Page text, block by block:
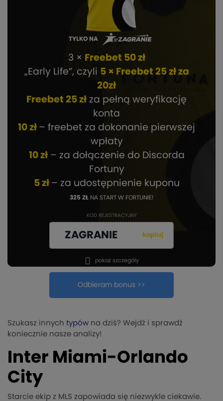
TYLKO NA
3 × Freebet 50 zł
„Early Life”, czyli 5 × Freebet 25 zł za
20zł
Freebet 25 zł za pełną weryfikację
konta
10 zł – freebet za dokonanie pierwszej
wpłaty
10 zł– za dołączenie do Discorda
Fortuny
5 zł – za udostępnienie kuponu
325 ZŁ NA START W FORTUNIE!
KOD REJESTRACYJNY
ZAGRANIE kopiuj
Odbieram bonus >>
pokaż szczegóły
Szukasz innych typów na dziś? Wejdź i sprawdź
koniecznie nasze analizy!
Inter Miami-Orlando
City
Starcie ekip z MLS zapowiada się niezwykle ciekawie.